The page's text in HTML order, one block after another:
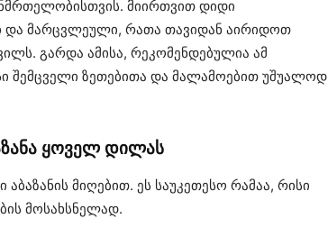
მიირთვით დიდი
მარცვლეული, რათა თავიდან აირიდოთ
გარდა ამისა, რეკომენდებულია ამ
შემცველი ზეთებითა და მალამოებით უშუალოდ
ყოველ დილას
მიღებით. ეს საუკეთესო რამაა, რისი
მოსახსნელად.